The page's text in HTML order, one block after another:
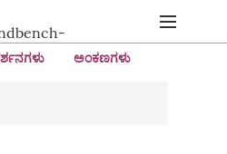
ಅಂಕಣಗಳು